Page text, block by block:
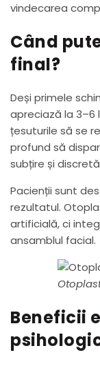
vindecarea
Când
final?
Deși primele
apreciază la 3–6
țesuturile să se
profund să
subțire și
Pacienții sunt
rezultatul.
artificială, ci
ansamblul facial.
Beneficii